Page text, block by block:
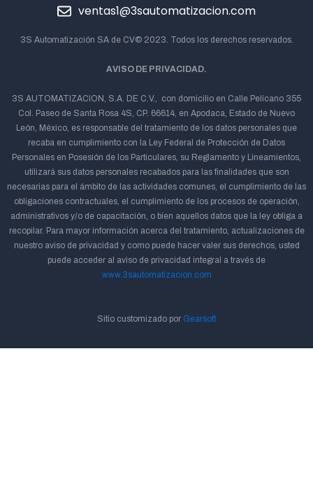
ventas1@3sautomatizacion.com
3S Automatización SA de CV© 2023. Todos los derechos reservados.
AVISO DE PRIVACIDAD.
3S AUTOMATIZACION, S.A. DE C.V., con domicilio en Calle Pelícano 355
Col. Paseo de Santa Rosa 4S, CP. 66614, en Apodaca, Estado de Nuevo
León, México, es responsable del tratamiento de los datos personales que
recaba en cumplimiento con la Ley Federal de Protección de Datos
Personales en Posesión de los Particulares, su Reglamento y Lineamientos,
utilizará sus datos personales recabados para las finalidades que son
necesarias para el ámbito de las actividades comunes, el cumplimiento de las
obligaciones contractuales, el cumplimiento de los procesos de operación,
administrativos y/o de capacitación, o bien aquellos datos que la ley obliga a
recopilar. Para mayor información acerca del tratamiento, actualizaciones de
nuestro aviso de privacidad y como puede hacer valer sus derechos, usted
puede acceder al aviso de privacidad integral a través de
www.3sautomatizacion.com
Sitio customizado por Gearsoft